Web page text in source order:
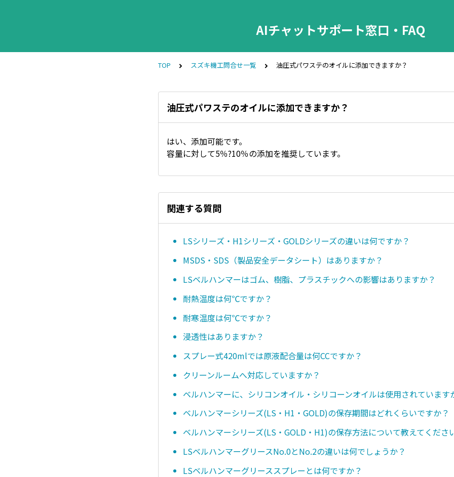
AIチャットサポート窓口・FAQ
TOP スズキ機工問合せ一覧 油圧式パワステのオイルに添加できますか？
油圧式パワステのオイルに添加できますか？
はい、添加可能です。
容量に対して5％?10％の添加を推奨しています。
関連する質問
LSシリーズ・H1シリーズ・GOLDシリーズの違いは何ですか？
MSDS・SDS（製品安全データシート）はありますか？
LSベルハンマーはゴム、樹脂、プラスチックへの影響はありますか？
耐熱温度は何℃ですか？
耐寒温度は何℃ですか？
浸透性はありますか？
スプレー式420mlでは原液配合量は何CCですか？
クリーンルームへ対応していますか？
ベルハンマーに、シリコンオイル・シリコーンオイルは使用されています
ベルハンマーシリーズ(LS・H1・GOLD)の保存期間はどれくらいですか？
ベルハンマーシリーズ(LS・GOLD・H1)の保存方法について教えてくださ
LSベルハンマーグリースNo.0とNo.2の違いは何でしょうか？
LSベルハンマーグリーススプレーとは何ですか？